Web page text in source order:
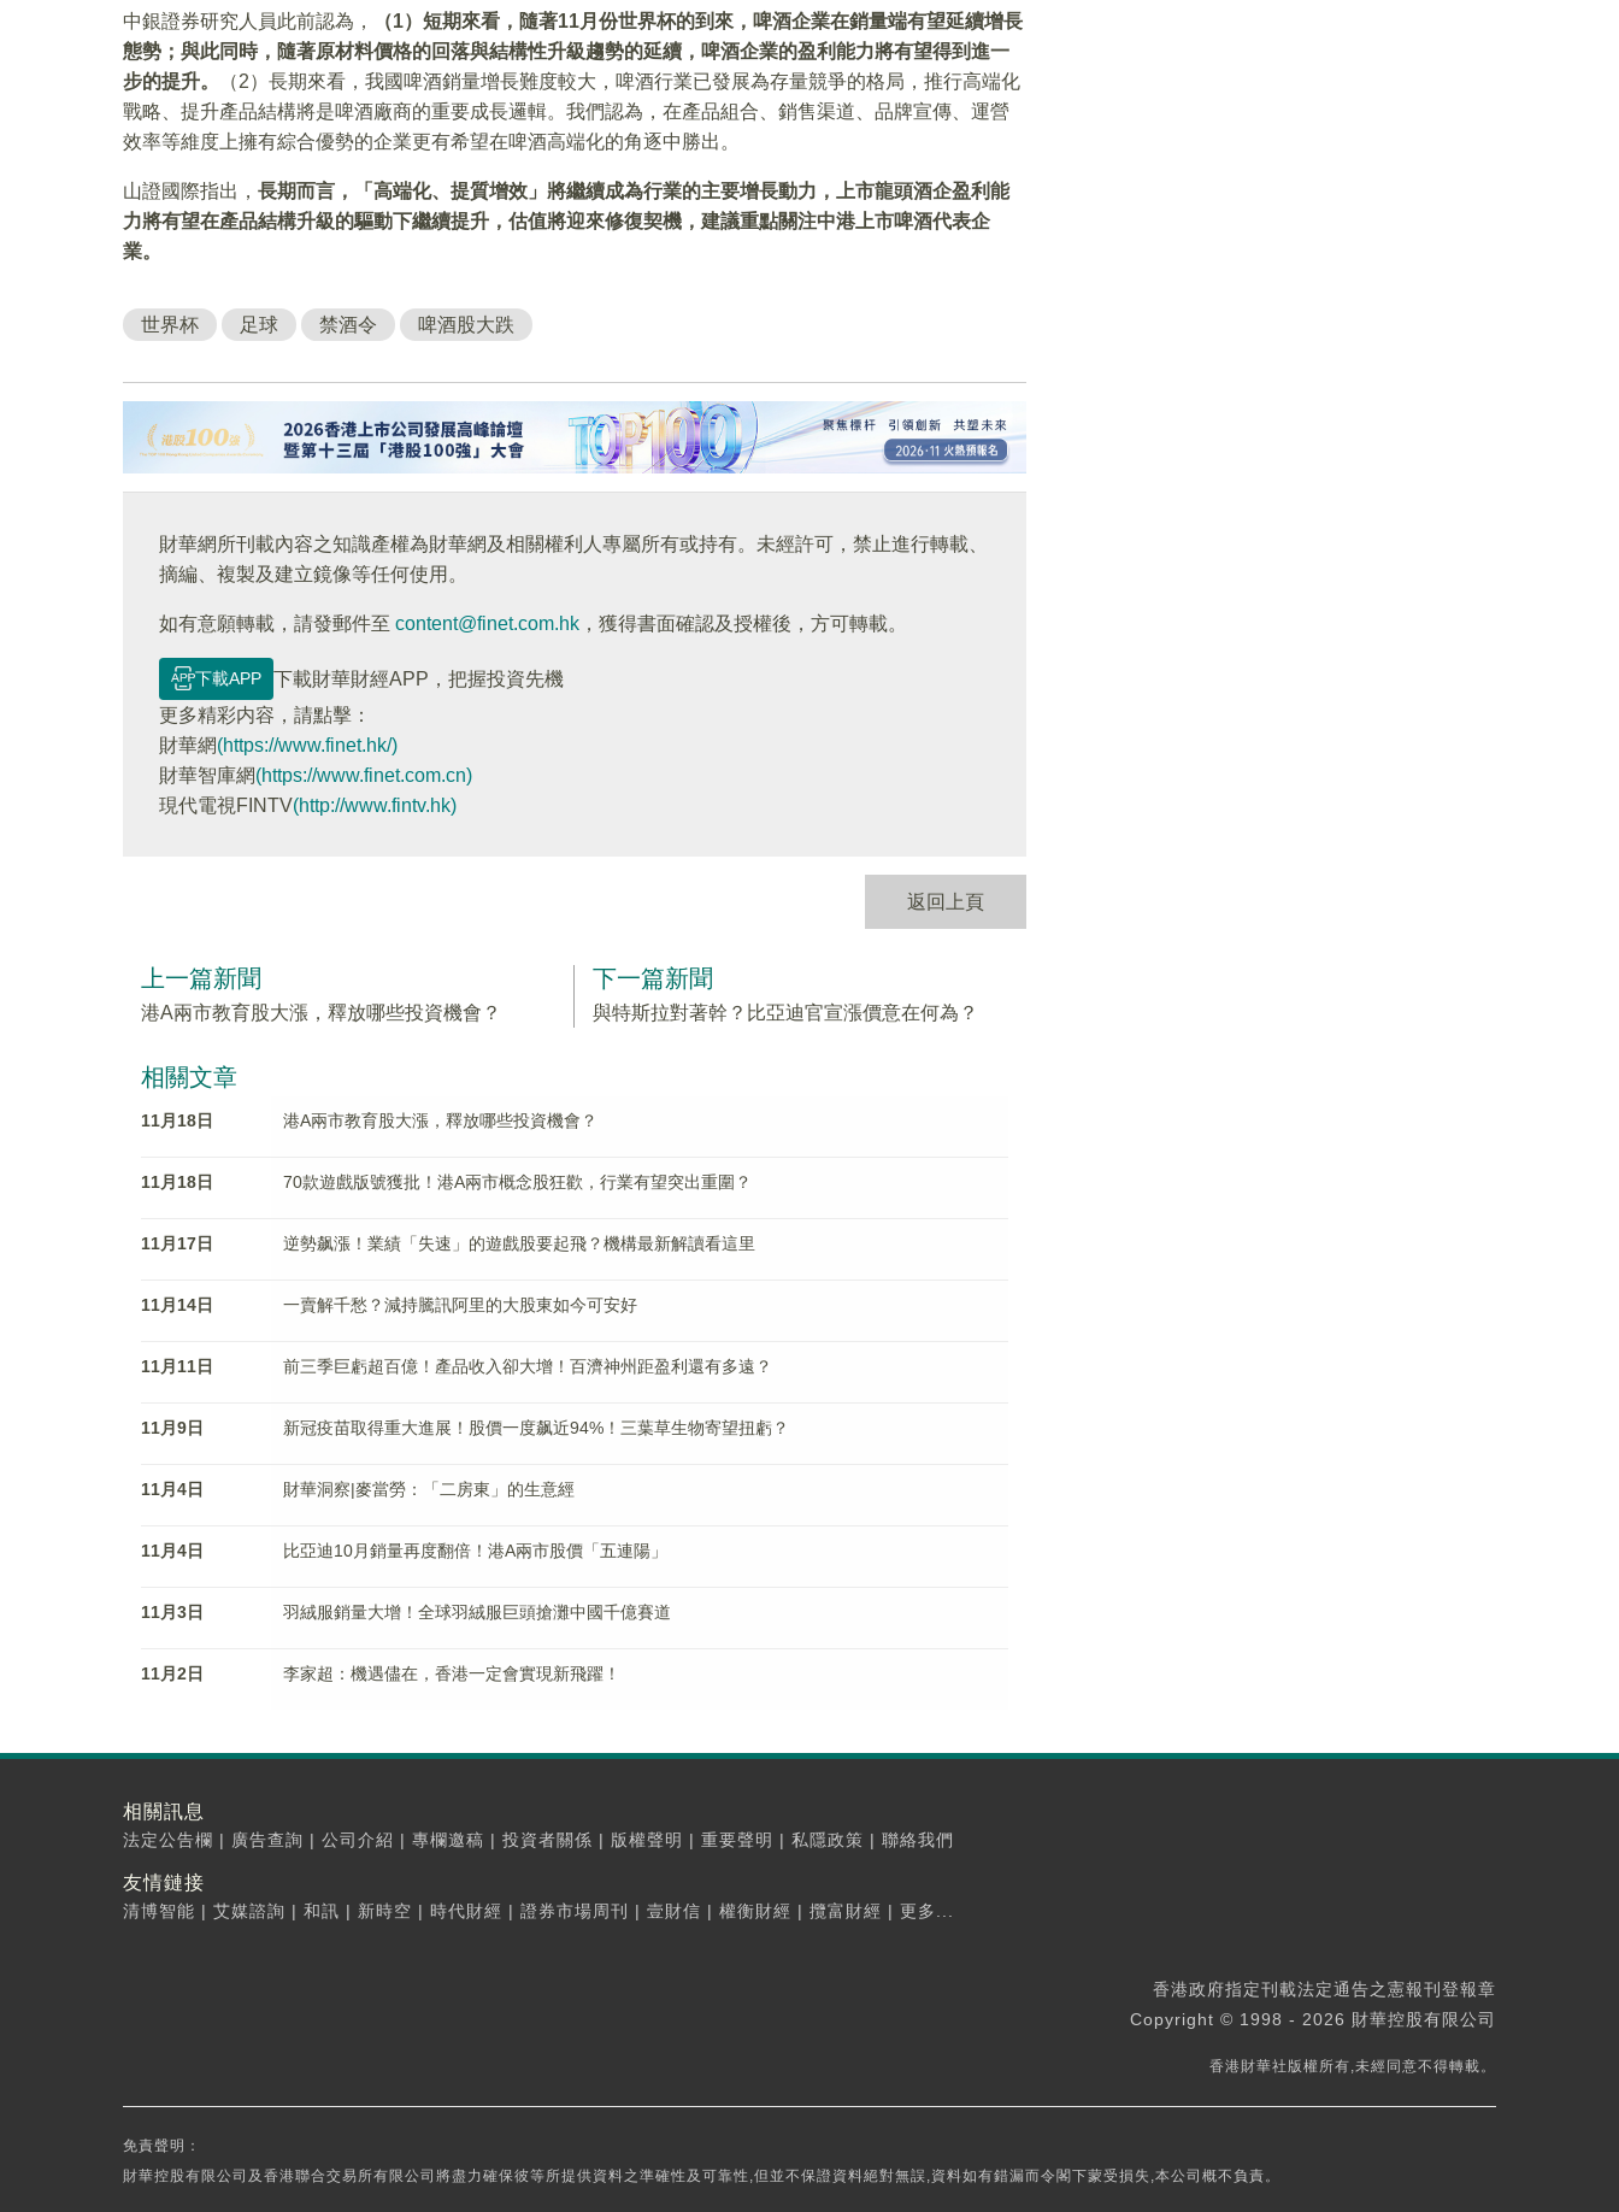
中銀證券研究人員此前認為， （1） 短期來看，隨著11月份世界杯的到來，啤酒企業在銷量端有望延續增長
態勢；與此同時，隨著原材料價格的回落與結構性升級趨勢的延續，啤酒企業的盈利能力將有望得到進一
步的提升。
（2）長期來看，我國啤酒銷量增長難度較大，啤酒行業已發展為存量競爭的格局，推行高端化
戰略、提升產品結構將是啤酒廠商的重要成長邏輯。我們認為，在產品組合、銷售渠道、品牌宣傳、運營
效率等維度上擁有綜合優勢的企業更有希望在啤酒高端化的角逐中勝出。
山證國際指出， 長期而言， 「 高端化、提質增效 」 將繼續成為行業的主要增長動力，上市龍頭酒企盈利能
力將有望在產品結構升級的驅動下繼續提升，估值將迎來修復契機，建議重點關注中港上市啤酒代表企
業。
世界杯 足球 禁酒令 啤酒股大跌
財華網所刊載內容之知識產權為財華網及相關權利人專屬所有或持有。未經許可，禁止進行轉載、
摘編、複製及建立鏡像等任何使用。
如有意願轉載，請發郵件至 content@finet.com.hk ，獲得書面確認及授權後，方可轉載。
下載APP
下載財華財經APP，把握投資先機
更多精彩内容，請點擊：
財華網(https://www.finet.hk/)
財華智庫網(https://www.finet.com.cn)
現代電視FINTV(http://www.fintv.hk)
返回上頁
上一篇新聞
港A兩市教育股大漲，釋放哪些投資機會？
下一篇新聞
與特斯拉對著幹？比亞迪官宣漲價意在何為？
相關文章
11月18日 港A兩市教育股大漲，釋放哪些投資機會？
11月18日 70款遊戲版號獲批！港A兩市概念股狂歡，行業有望突出重圍？
11月17日 逆勢飙漲！業績「失速」的遊戲股要起飛？機構最新解讀看這里
11月14日 一賣解千愁？減持騰訊阿里的大股東如今可安好
11月11日 前三季巨虧超百億！產品收入卻大增！百濟神州距盈利還有多遠？
11月9日 新冠疫苗取得重大進展！股價一度飙近94%！三葉草生物寄望扭虧？
11月4日 財華洞察|麥當勞：「二房東」的生意經
11月4日 比亞迪10月銷量再度翻倍！港A兩市股價「五連陽」
11月3日 羽絨服銷量大增！全球羽絨服巨頭搶灘中國千億賽道
11月2日 李家超：機遇儘在，香港一定會實現新飛躍！
相關訊息
法定公告欄 | 廣告查詢 | 公司介紹 | 專欄邀稿 | 投資者關係 | 版權聲明 | 重要聲明 | 私隱政策 | 聯絡我們
友情鏈接
清博智能 | 艾媒諮詢 | 和訊 | 新時空 | 時代財經 | 證券市場周刊 | 壹財信 | 權衡財經 | 攬富財經 | 更多...
香港政府指定刊載法定通告之憲報刊登報章
Copyright © 1998 - 2026 財華控股有限公司
香港財華社版權所有,未經同意不得轉載。
免責聲明：
財華控股有限公司及香港聯合交易所有限公司將盡力確保彼等所提供資料之準確性及可靠性,但並不保證資料絕對無誤,資料如有錯漏而令閣下蒙受損失,本公司概不負責。